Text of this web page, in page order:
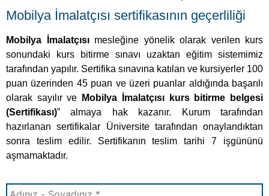
hazırlanan sertifikalar Üniversite tarafından onaylandıktan
sonra teslim edilir. Sertifikanın teslim tarihi 7 işgününü
aşmamaktadır.